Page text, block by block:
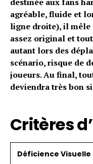
agréable, fluide et
ligne droite), il mêle
assez original et
autant lors des
scénario, risque de
joueurs. Au final,
deviendra très bon
Critères
Déficience Visuelle